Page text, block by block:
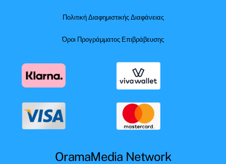
Πολιτική Διαφημιστικής Διαφάνειας
Όροι Προγράμματος Επιβράβευσης
OramaMedia Network